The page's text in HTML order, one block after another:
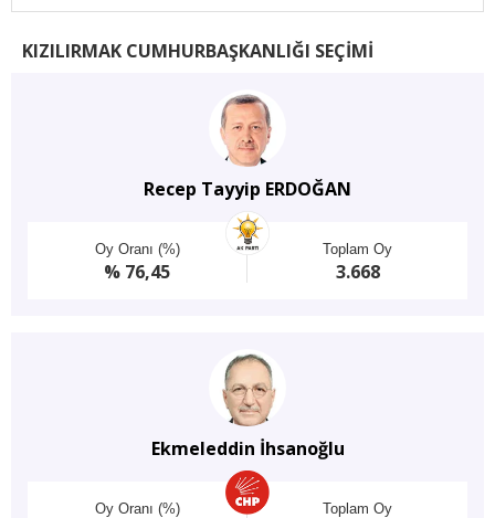
KIZILIRMAK CUMHURBAŞKANLIĞI SEÇİMİ
Recep Tayyip ERDOĞAN
Oy Oranı (%)
% 76,45
Toplam Oy
3.668
Ekmeleddin İhsanoğlu
Oy Oranı (%) Toplam Oy